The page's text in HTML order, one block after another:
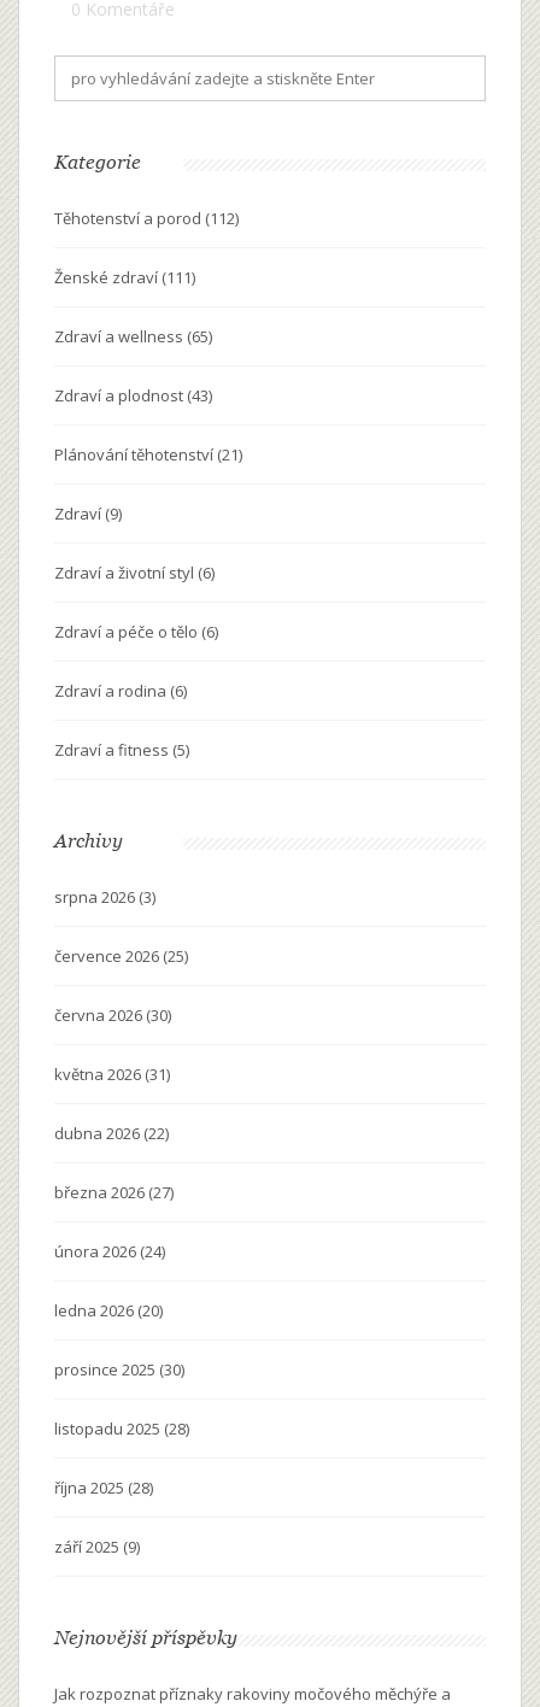
0 Komentáře
Kategorie
Těhotenství a porod (112)
Ženské zdraví (111)
Zdraví a wellness (65)
Zdraví a plodnost (43)
Plánování těhotenství (21)
Zdraví (9)
Zdraví a životní styl (6)
Zdraví a péče o tělo (6)
Zdraví a rodina (6)
Zdraví a fitness (5)
Archivy
srpna 2026 (3)
července 2026 (25)
června 2026 (30)
května 2026 (31)
dubna 2026 (22)
března 2026 (27)
února 2026 (24)
ledna 2026 (20)
prosince 2025 (30)
listopadu 2025 (28)
října 2025 (28)
září 2025 (9)
Nejnovější příspěvky
Jak rozpoznat příznaky rakoviny močového měchýře a